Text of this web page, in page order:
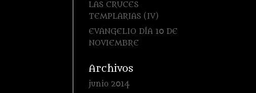
LAS CRUCES
TEMPLARIAS (IV)
EVANGELIO DÍA 10 DE
NOVIEMBRE
Archivos
junio 2014